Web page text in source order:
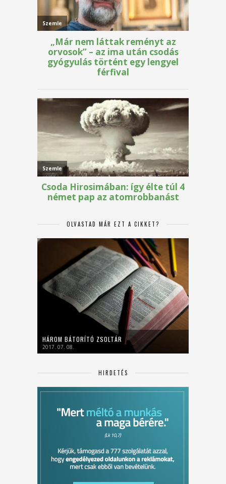
OLVASTAD MÁR EZT A CIKKET?
HÁROM BÁTORÍTÓ ZSOLTÁR
2017. 07. 08.
HIRDETÉS